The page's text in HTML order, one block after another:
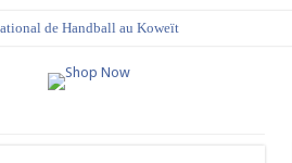
de Handball au Koweït